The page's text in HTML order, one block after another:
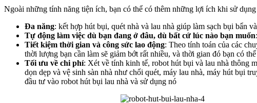
Ngoài những tính năng tiện ích, bạn có thể có thêm những lợi ích khi sử
Đa năng: kết hợp hút bụi, quét nhà và lau nhà giúp làm sạch bụi bẩn
Tự động làm việc dù bạn đang ở đâu, dù bất cứ lúc nào bạn muốn
Tiết kiệm thời gian và công sức lao động: Theo tính toán của các
thời lượng bạn cần làm sẽ giảm bớt rất nhiều, và thời gian đó bạn có
Tối ưu về chi phí: Xét về tính kinh tế, robot hút bụi và lau nhà thông
dọn dẹp và vệ sinh sàn nhà như chổi quét, máy lau nhà, máy hút bụi
đầu tư vào robot hút bụi lau nhà và sử dụng nó